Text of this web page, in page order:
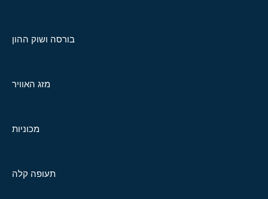
בורסה ושוק ההון
מזג האוויר
מכוניות
תעופה קלה